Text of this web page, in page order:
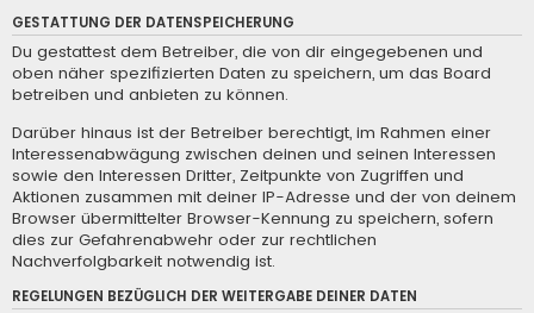
GESTATTUNG DER DATENSPEICHERUNG
Du gestattest dem Betreiber, die von dir eingegebenen und
oben näher spezifizierten Daten zu speichern, um das Board
betreiben und anbieten zu können.
Darüber hinaus ist der Betreiber berechtigt, im Rahmen einer
Interessenabwägung zwischen deinen und seinen Interessen
sowie den Interessen Dritter, Zeitpunkte von Zugriffen und
Aktionen zusammen mit deiner IP-Adresse und der von deinem
Browser übermittelter Browser-Kennung zu speichern, sofern
dies zur Gefahrenabwehr oder zur rechtlichen
Nachverfolgbarkeit notwendig ist.
REGELUNGEN BEZÜGLICH DER WEITERGABE DEINER DATEN